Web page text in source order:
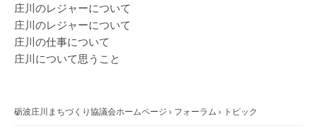
庄川のレジャーについて
庄川のレジャーについて
庄川の仕事について
庄川について思うこと
砺波庄川まちづくり協議会ホームページ › フォーラム › トピック